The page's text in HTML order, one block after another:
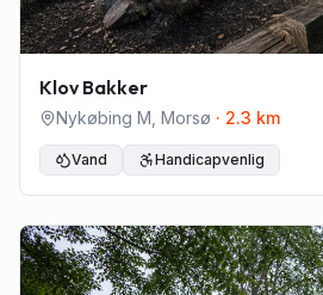
Klov Bakker
Nykøbing M Morsø · 2.3 km
Vand Handicapvenlig